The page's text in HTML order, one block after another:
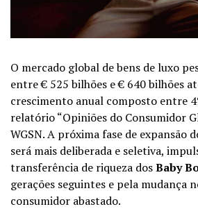
O mercado global de bens de luxo
entre € 525 bilhões e € 640 bilhões
crescimento anual composto entre
relatório “Opiniões do Consumidor
WGSN. A próxima fase de expansão
será mais deliberada e seletiva,
transferência de riqueza dosBaby
gerações seguintes e pela mudança
consumidor abastado.